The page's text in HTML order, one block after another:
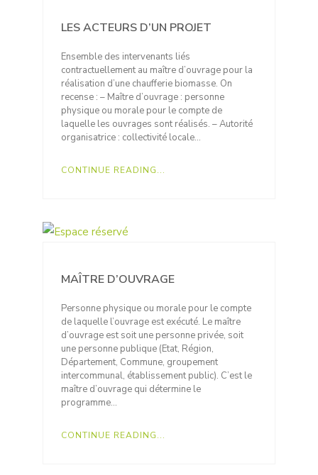
LES ACTEURS D’UN PROJET
Ensemble des intervenants liés
contractuellement au maître d’ouvrage pour la
réalisation d’une chaufferie biomasse. On
recense : – Maître d’ouvrage : personne
physique ou morale pour le compte de
laquelle les ouvrages sont réalisés. – Autorité
organisatrice : collectivité locale…
CONTINUE READING...
MAÎTRE D’OUVRAGE
Personne physique ou morale pour le compte
de laquelle l’ouvrage est exécuté. Le maître
d’ouvrage est soit une personne privée, soit
une personne publique (Etat, Région,
Département, Commune, groupement
intercommunal, établissement public). C’est le
maître d’ouvrage qui détermine le
programme…
CONTINUE READING...